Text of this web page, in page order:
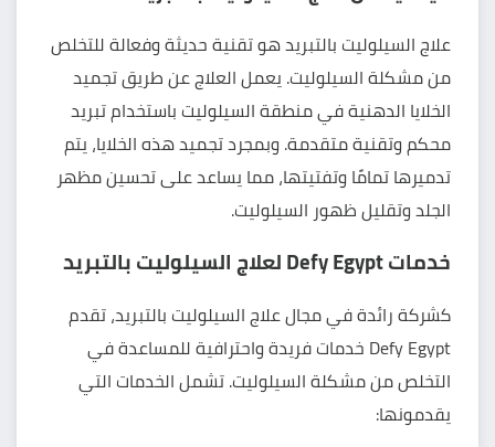
علاج السيلوليت بالتبريد هو تقنية حديثة وفعالة للتخلص
من مشكلة السيلوليت. يعمل العلاج عن طريق تجميد
الخلايا الدهنية في منطقة السيلوليت باستخدام تبريد
محكم وتقنية متقدمة. وبمجرد تجميد هذه الخلايا، يتم
تدميرها تمامًا وتفتيتها، مما يساعد على تحسين مظهر
الجلد وتقليل ظهور السيلوليت.
خدمات Defy Egypt لعلاج السيلوليت بالتبريد
كشركة رائدة في مجال علاج السيلوليت بالتبريد، تقدم
Defy Egypt خدمات فريدة واحترافية للمساعدة في
التخلص من مشكلة السيلوليت. تشمل الخدمات التي
يقدمونها: